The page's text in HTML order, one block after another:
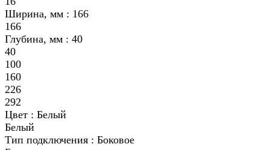
Ширина, мм : 166
166
Глубина, мм : 40
40
100
160
226
292
Цвет : Белый
Белый
Тип подключения : Боковое